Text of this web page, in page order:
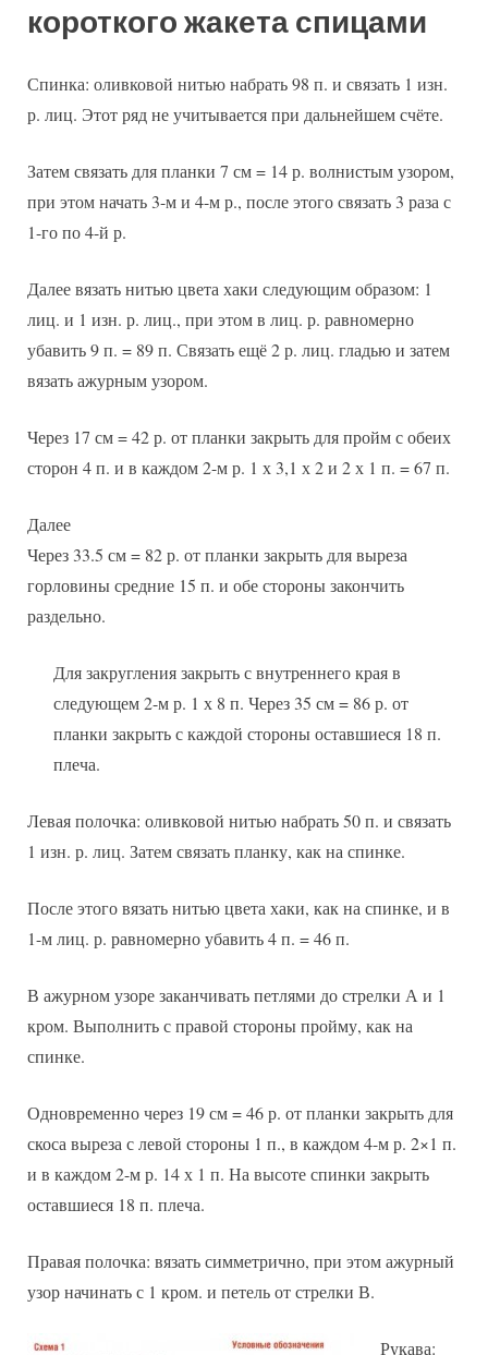
короткого жакета спицами
Спинка: оливковой нитью набрать 98 п. и связать 1 изн.
р. лиц. Этот ряд не учитывается при дальнейшем счёте.
Затем связать для планки 7 см = 14 р. волнистым узором,
при этом начать 3-м и 4-м р., после этого связать 3 раза с
1-го по 4-й р.
Далее вязать нитью цвета хаки следующим образом: 1
лиц. и 1 изн. р. лиц., при этом в лиц. р. равномерно
убавить 9 п. = 89 п. Связать ещё 2 р. лиц. гладью и затем
вязать ажурным узором.
Через 17 см = 42 р. от планки закрыть для пройм с обеих
сторон 4 п. и в каждом 2-м р. 1 х 3,1 х 2 и 2 х 1 п. = 67 п.
Далее
Через 33.5 см = 82 р. от планки закрыть для выреза
горловины средние 15 п. и обе стороны закончить
раздельно.
Для закругления закрыть с внутреннего края в
следующем 2-м р. 1 х 8 п. Через 35 см = 86 р. от
планки закрыть с каждой стороны оставшиеся 18 п.
плеча.
Левая полочка: оливковой нитью набрать 50 п. и связать
1 изн. р. лиц. Затем связать планку, как на спинке.
После этого вязать нитью цвета хаки, как на спинке, и в
1-м лиц. р. равномерно убавить 4 п. = 46 п.
В ажурном узоре заканчивать петлями до стрелки А и 1
кром. Выполнить с правой стороны пройму, как на
спинке.
Одновременно через 19 см = 46 р. от планки закрыть для
скоса выреза с левой стороны 1 п., в каждом 4-м р. 2×1 п.
и в каждом 2-м р. 14 х 1 п. На высоте спинки закрыть
оставшиеся 18 п. плеча.
Правая полочка: вязать симметрично, при этом ажурный
узор начинать с 1 кром. и петель от стрелки В.
Рукава: